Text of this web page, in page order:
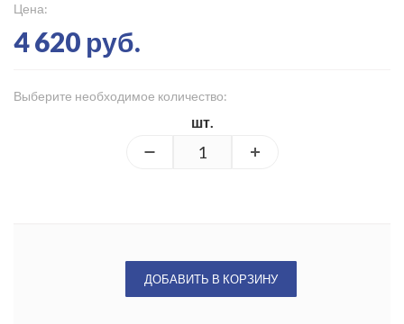
Цена:
4 620 руб.
Выберите необходимое количество:
шт.
ДОБАВИТЬ В КОРЗИНУ